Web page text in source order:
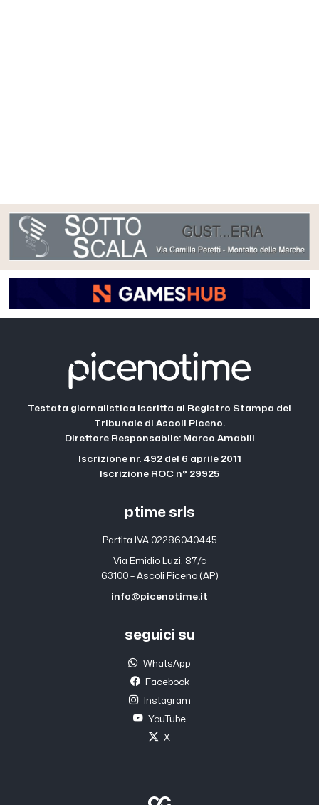
Testata giornalistica iscritta al Registro Stampa del
Tribunale di Ascoli Piceno.
Direttore Responsabile: Marco Amabili
Iscrizione nr. 492 del 6 aprile 2011
Iscrizione ROC n° 29925
ptime srls
Partita IVA 02286040445
Via Emidio Luzi, 87/c
63100 – Ascoli Piceno (AP)
info@picenotime.it
seguici su
WhatsApp
Facebook
Instagram
YouTube
X